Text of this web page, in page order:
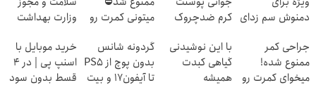
دمنوش سم زدای
محدود)
کرم ضدچروک
میتونی کمرت رو
کنی! 👈🏻
پرسش‌نامه
وزارت بهداشت
جراحی کمر
ممنوع شده!
میخوای کمرت رو
با این نوشیدنی
گیاهی کبدت
همیشه
گردونه شانس
بدون پوچ از PS5
تا آیفون17 و بیت
خرید موبایل با
اسنپ پی | در ۴
قسط بدون سود